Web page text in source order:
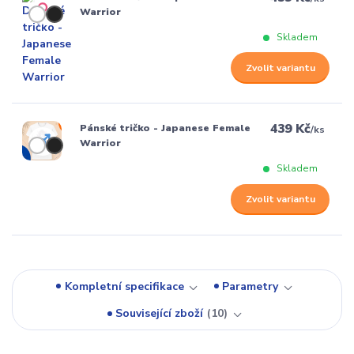
Warrior
Skladem
Zvolit variantu
Pánské tričko - Japanese Female
Warrior
439 Kč/ks
Skladem
Zvolit variantu
Kompletní specifikace
Parametry
Související zboží
10